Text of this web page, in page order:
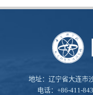
地址：辽宁省大连市
电话：+86-411-